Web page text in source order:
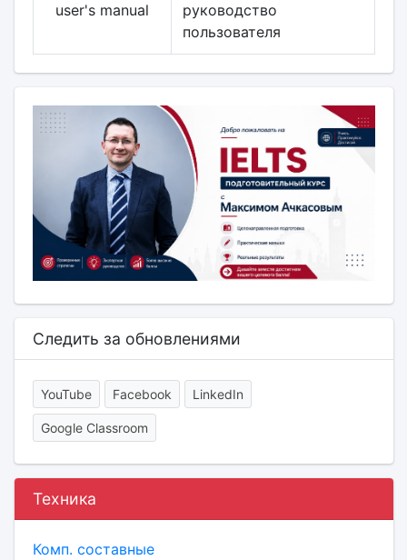
user's manual
руководство
пользователя
Следить за обновлениями
YouTube Facebook LinkedIn
Google Classroom
Техника
Комп. составные